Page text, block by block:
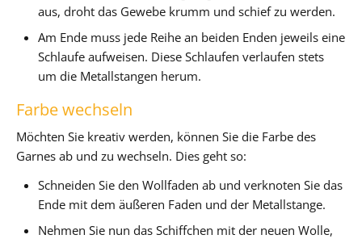
aus, droht das Gewebe krumm und schief zu werden.
Am Ende muss jede Reihe an beiden Enden jeweils eine
Schlaufe aufweisen. Diese Schlaufen verlaufen stets
um die Metallstangen herum.
Farbe wechseln
Möchten Sie kreativ werden, können Sie die Farbe des
Garnes ab und zu wechseln. Dies geht so:
Schneiden Sie den Wollfaden ab und verknoten Sie das
Ende mit dem äußeren Faden und der Metallstange.
Nehmen Sie nun das Schiffchen mit der neuen Wolle,